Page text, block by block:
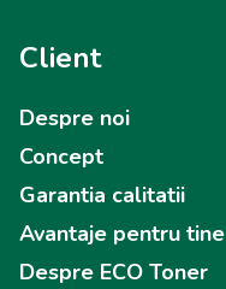
Client
Despre noi
Concept
Garantia calitatii
Avantaje pentru tine
Despre ECO Toner